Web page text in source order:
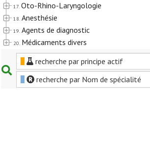
17. Oto-Rhino-Laryngologie
18. Anesthésie
19. Agents de diagnostic
20. Médicaments divers
recherche par principe actif
recherche par Nom de spécialité